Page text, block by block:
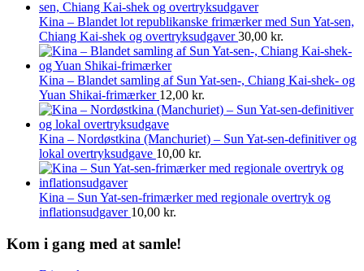
Kina – Blandet lot republikanske frimærker med Sun Yat-sen,
Chiang Kai-shek og overtryksudgaver 30,00 kr.
Kina – Blandet samling af Sun Yat-sen-, Chiang Kai-shek- og
Yuan Shikai-frimærker 12,00 kr.
Kina – Nordøstkina (Manchuriet) – Sun Yat-sen-definitiver og
lokal overtryksudgave 10,00 kr.
Kina – Sun Yat-sen-frimærker med regionale overtryk og
inflationsudgaver 10,00 kr.
Kom i gang med at samle!